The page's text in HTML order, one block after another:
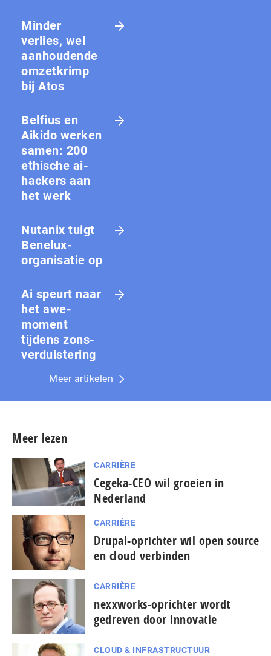
Minder
verlies, wel
aanhoudende
omzetkrimp
bij Atos
Belfius en
Aikido werken
samen: 200
ethische ai-
hackers aan
het werk
Nutanix tuigt
Benelux-
organisatie op
Ai speurt naar
het awe-
moment
tijdens zons­
ver­duis­te­ring
Meer artikelen
Meer lezen
CARRIÈRE
Cegeka-CEO wil groeien in
Nederland
CARRIÈRE
Drupal-oprichter wil open source
en cloud verbinden
CARRIÈRE
nexxworks-oprichter wordt
gedreven door innovatie
CLOUD & INFRASTRUCTUUR